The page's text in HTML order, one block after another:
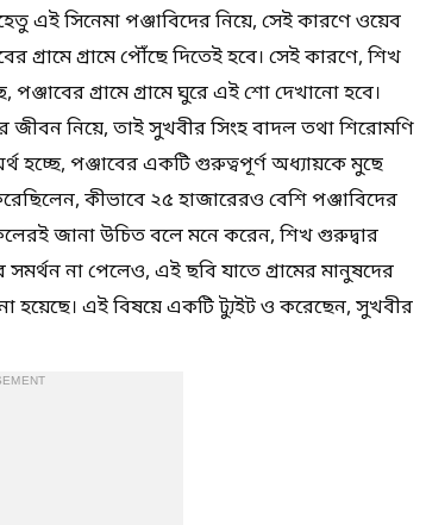
এই সিনেমা পঞ্জাবিদের নিয়ে, সেই কারণে ওয়েব
গ্রামে গ্রামে পৌঁছে দিতেই হবে। সেই কারণে, শিখ
গ্রামে গ্রামে ঘুরে এই শো দেখানো হবে।
জীবন নিয়ে, তাই সুখবীর সিংহ বাদল তথা শিরোমণি
হচ্ছে, পঞ্জাবের একটি গুরুত্বপূর্ণ অধ্যায়কে মুছে
কীভাবে ২৫ হাজারেরও বেশি পঞ্জাবিদের
জানা উচিত বলে মনে করেন, শিখ গুরুদ্বার
সমর্থন না পেলেও, এই ছবি যাতে গ্রামের মানুষদের
হয়েছে। এই বিষয়ে একটি ট্যুইট ও করেছেন, সুখবীর